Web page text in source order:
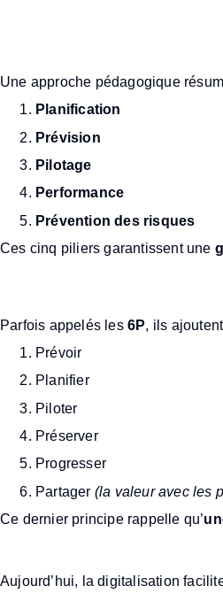
Une approche pédagogique
Planification
Prévision
Pilotage
Performance
Prévention des risques
Ces cinq piliers garantissent une
Parfois appelés les 6P, ils
Prévoir
Planifier
Piloter
Préserver
Progresser
Partager (la valeur avec les
Ce dernier principe rappelle qu’
Aujourd’hui, la digitalisation